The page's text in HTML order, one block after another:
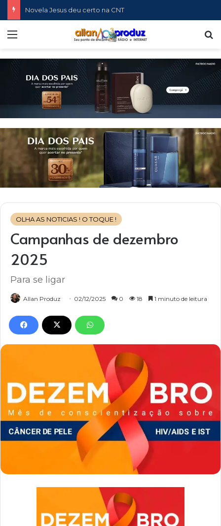
Novela Jesus deu certo na CNT
OLHA AS NOTICIAS ! O TOQUE !
Campanhas de dezembro
2025
Para se ligar
Allan Produz 02/12/2025 0 18 1 minuto de leitura